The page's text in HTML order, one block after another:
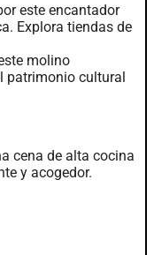
este encantador
Explora tiendas de
molino
patrimonio cultural
cena de alta cocina
y acogedor.